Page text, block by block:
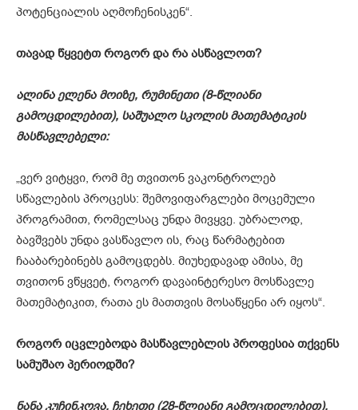
პოტენციალის აღმოჩენისკენ“.
თავად წყვეტთ როგორ და რა ასწავლოთ?
ალინა ელენა მოიზე, რუმინეთი (8-წლიანი
გამოცდილებით), საშუალო სკოლის მათემატიკის
მასწავლებელი:
„ვერ ვიტყვი, რომ მე თვითონ ვაკონტროლებ
სწავლების პროცესს: შემოვიფარგლები მოცემული
პროგრამით, რომელსაც უნდა მივყვე. უბრალოდ,
ბავშვებს უნდა ვასწავლო ის, რაც წარმატებით
ჩააბარებინებს გამოცდებს. მიუხედავად ამისა, მე
თვითონ ვწყვეტ, როგორ დავაინტერესო მოსწავლე
მათემატიკით, რათა ეს მათთვის მოსაწყენი არ იყოს“.
როგორ იცვლებოდა მასწავლებლის პროფესია თქვენს
სამუშაო პერიოდში?
ნანა კუჩინკოვა, ჩეხეთი (28-წლიანი გამოცდილებით),